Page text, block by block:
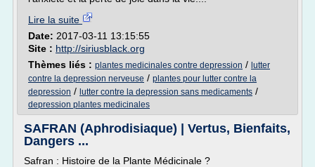
Lire la suite
Date: 2017-03-11 13:15:55
Site : http://siriusblack.org
Thèmes liés : plantes medicinales contre depression / lutter
contre la depression nerveuse / plantes pour lutter contre la
depression / lutter contre la depression sans medicaments /
depression plantes medicinales
SAFRAN (Aphrodisiaque) | Vertus, Bienfaits,
Dangers ...
Safran : Histoire de la Plante Médicinale ?